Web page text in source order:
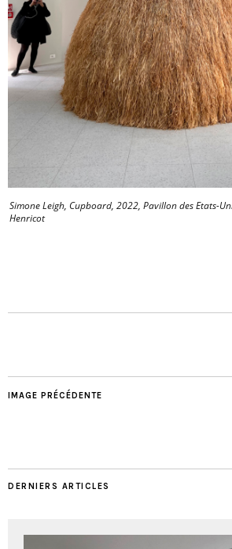
Simone Leigh, Cupboard, 2022, Pavillon des Etats-
Henricot
IMAGE PRÉCÉDENTE
DERNIERS ARTICLES